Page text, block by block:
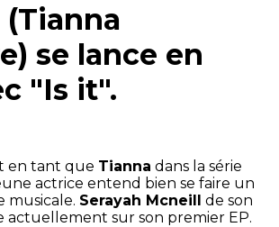
(Tianna
se lance en
"Is it".
en tant que Tianna dans la série
actrice entend bien se faire un
musicale. Serayah Mcneill de son
actuellement sur son premier EP.